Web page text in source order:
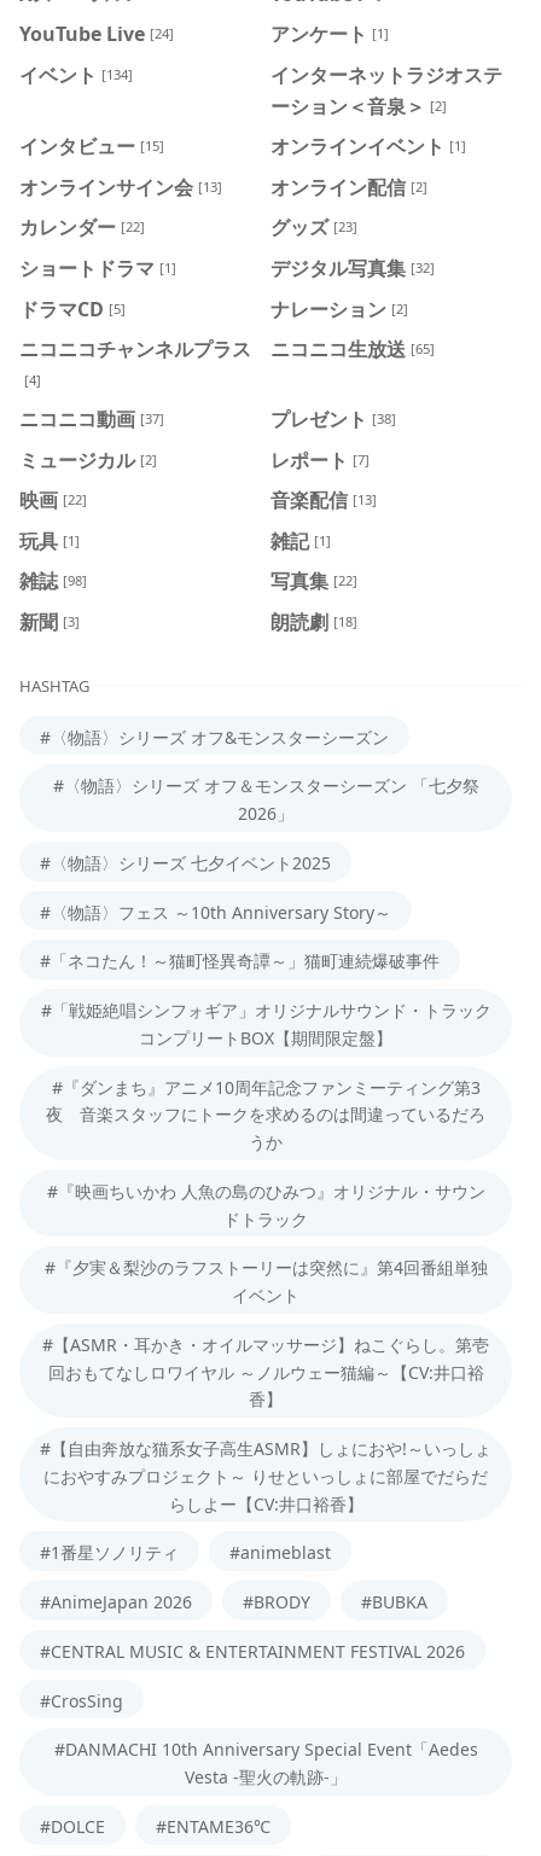
YouTube Live [24] アンケート [1]
イベント [134]
インターネットラジオステ
ーション＜音泉＞ [2]
インタビュー [15] オンラインイベント [1]
オンラインサイン会 [13] オンライン配信 [2]
カレンダー [22] グッズ [23]
ショートドラマ [1] デジタル写真集 [32]
ドラマCD [5] ナレーション [2]
ニコニコチャンネルプラス
[4]
ニコニコ生放送 [65]
ニコニコ動画 [37] プレゼント [38]
ミュージカル [2] レポート [7]
映画 [22] 音楽配信 [13]
玩具 [1] 雑記 [1]
雑誌 [98] 写真集 [22]
新聞 [3] 朗読劇 [18]
HASHTAG
#〈物語〉シリーズ オフ&モンスターシーズン
#〈物語〉シリーズ オフ＆モンスターシーズン 「七夕祭
2026」
#〈物語〉シリーズ 七夕イベント2025
#〈物語〉フェス ～10th Anniversary Story～
#「ネコたん！～猫町怪異奇譚～」猫町連続爆破事件
#「戦姫絶唱シンフォギア」オリジナルサウンド・トラック
コンプリートBOX【期間限定盤】
#『ダンまち』アニメ10周年記念ファンミーティング第3
夜 音楽スタッフにトークを求めるのは間違っているだろ
うか
#『映画ちいかわ 人魚の島のひみつ』オリジナル・サウン
ドトラック
#『夕実＆梨沙のラフストーリーは突然に』第4回番組単独
イベント
#【ASMR・耳かき・オイルマッサージ】ねこぐらし。第壱
回おもてなしロワイヤル ～ノルウェー猫編～【CV:井口裕
香】
#【自由奔放な猫系女子高生ASMR】しょにおや!～いっしょ
におやすみプロジェクト～ りせといっしょに部屋でだらだ
らしよー【CV:井口裕香】
#1番星ソノリティ #animeblast
#AnimeJapan 2026 #BRODY #BUBKA
#CENTRAL MUSIC & ENTERTAINMENT FESTIVAL 2026
#CrosSing
#DANMACHI 10th Anniversary Special Event「Aedes
Vesta -聖火の軌跡-」
#DOLCE #ENTAME36℃